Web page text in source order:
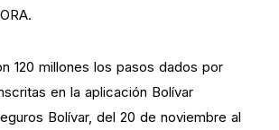
120 millones los pasos dados por
en la aplicación Bolívar
Bolívar, del 20 de noviembre al